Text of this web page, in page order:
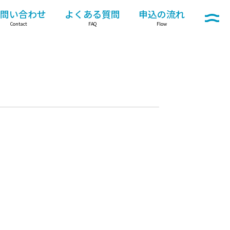
い合わせ
Contact
よくある質問
FAQ
申込の流れ
Flow
メニュー